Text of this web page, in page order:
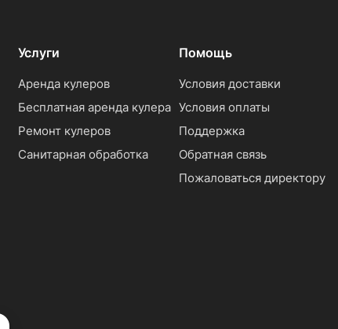
Услуги
Аренда кулеров
Бесплатная аренда кулера
Ремонт кулеров
Санитарная обработка
Помощь
Условия доставки
Условия оплаты
Поддержка
Обратная связь
Пожаловаться директору